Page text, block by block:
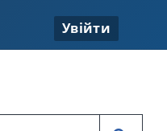
Увійти